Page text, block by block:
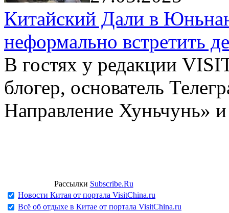
Китайский Дали в
неформально встретить
В гостях у редакции
блогер, основатель
Направление Хуньчунь»
Рассылки Subscribe.Ru
Новости Китая от портала VisitChina.ru
Всё об отдыхе в Китае от портала VisitChina.ru